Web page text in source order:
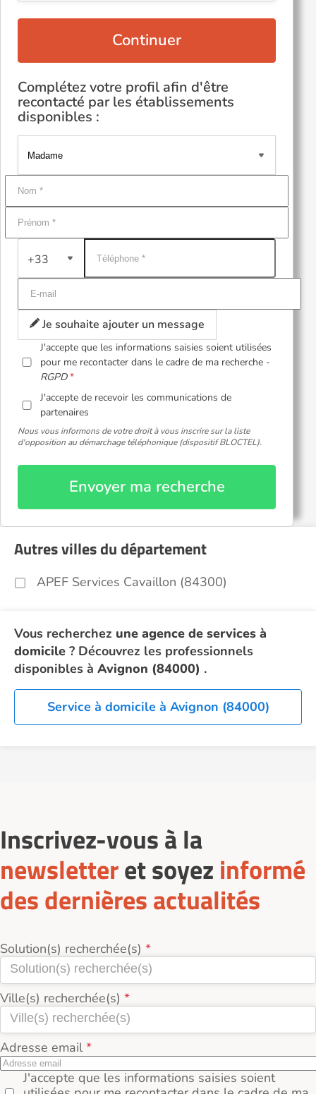
Continuer
Complétez votre profil afin d'être
recontacté par les établissements
disponibles :
+33
Je souhaite ajouter un message
J'accepte que les informations saisies soient utilisées
pour me recontacter dans le cadre de ma recherche -
RGPD
J'accepte de recevoir les communications de
partenaires
Nous vous informons de votre droit à vous inscrire sur la liste
d'opposition au démarchage téléphonique (dispositif BLOCTEL).
Envoyer ma recherche
Autres villes du département
APEF Services Cavaillon (84300)
Vous recherchez une agence de services à
domicile ? Découvrez les professionnels
disponibles à Avignon (84000) .
Service à domicile à Avignon (84000)
Inscrivez-vous à la
newsletteret soyez informé
des dernières actualités
Solution(s) recherchée(s)
Ville(s) recherchée(s)
Adresse email
J'accepte que les informations saisies soient